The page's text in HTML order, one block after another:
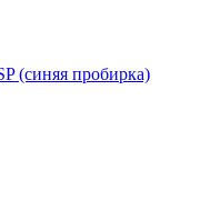
(синяя пробирка)